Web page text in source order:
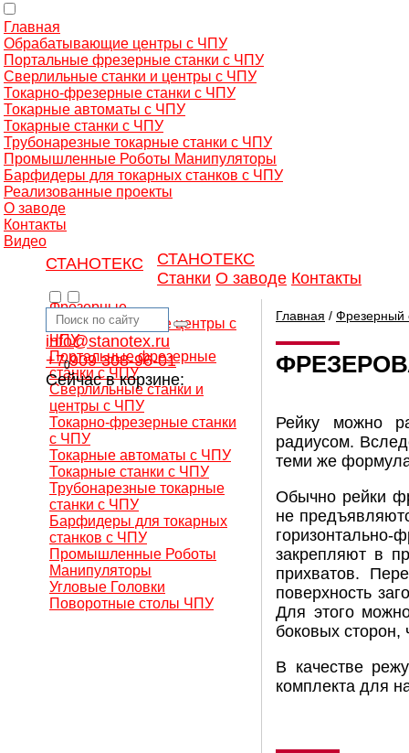
Главная
Обрабатывающие центры с ЧПУ
Портальные фрезерные станки с ЧПУ
Сверлильные станки и центры с ЧПУ
Токарно-фрезерные станки с ЧПУ
Токарные автоматы с ЧПУ
Токарные станки с ЧПУ
Трубонарезные токарные станки с ЧПУ
Промышленные Роботы Манипуляторы
Барфидеры для токарных станков с ЧПУ
Реализованные проекты
О заводе
Контакты
Видео
СТАНОТЕКС
СТАНОТЕКС
Станки О заводе Контакты
info@stanotex.ru
+7 909 308-96-01
Сейчас в корзине:
0
Фрезерные
обрабатывающие центры с
ЧПУ
Портальные фрезерные
станки с ЧПУ
Сверлильные станки и
центры с ЧПУ
Токарно-фрезерные станки
с ЧПУ
Токарные автоматы с ЧПУ
Токарные станки с ЧПУ
Трубонарезные токарные
станки с ЧПУ
Барфидеры для токарных
станков с ЧПУ
Промышленные Роботы
Манипуляторы
Угловые Головки
Поворотные столы ЧПУ
Главная / Фрезерный
Рейку можно
радиусом.
теми же
Обычно рейки
не
горизонтально-
закрепляют в
прихватов.
поверхность
Для этого
боковых сторон,
В качестве
комплекта для